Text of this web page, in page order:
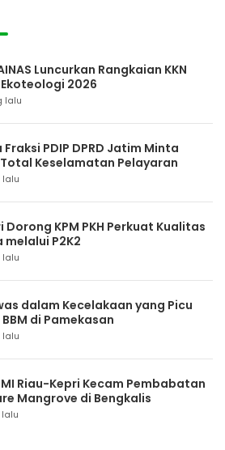
Luncurkan Rangkaian KKN
2026
lalu
PDIP DPRD Jatim Minta
Keselamatan Pelayaran
lalu
Dorong KPM PKH Perkuat Kualitas
melalui P2K2
lalu
dalam Kecelakaan yang Picu
di Pamekasan
lalu
Riau-Kepri Kecam Pembabatan
Mangrove di Bengkalis
lalu